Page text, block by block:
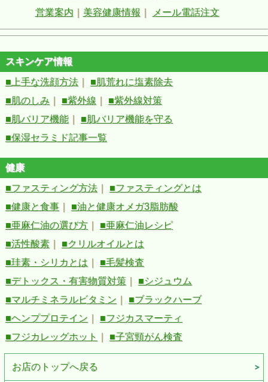
営業案内
美容健康情報 メール電話注文
スキンケア情報
■上手な洗顔方法
■肌荒れに塩素除去
■肌のしみ
■紫外線
■紫外線対策
■肌バリア機能
■肌バリア機能を守る
■保湿セラミド記事一覧
健康
■ファスティング方法
■ファスティングとは
■健康と食事
■油と健康オメガ3脂肪酸
■亜麻仁油の選び方
■亜麻仁油レシピ
■活性酸素
■クリルオイルとは
■珪素・シリカとは
■毛髪検査
■デトックス・有害物質対策
■シジュウム
■マルチミネラルビタミン
■ブラックハーブ
■ヘンププロテイン
■フジカスマーティ
■フジカレッグホット
■子宮頸がん検査
お店のトップへ戻る